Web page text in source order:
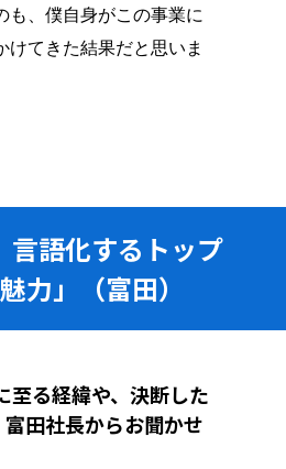
も、僕自身がこの事業に
けてきた結果だと思いま
言語化するトップ
力」（富田）
る経緯や、決断した
田社長からお聞かせ